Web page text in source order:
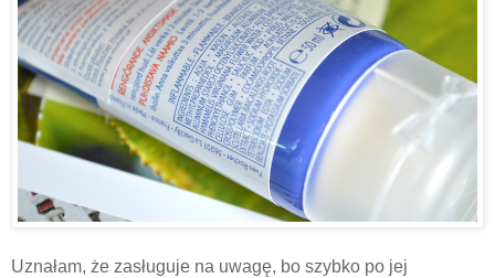
Uznałam, że zasługuje na uwagę, bo szybko po jej